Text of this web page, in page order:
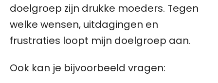
doelgroep zijn drukke moeders. Tegen
welke wensen, uitdagingen en
frustraties loopt mijn doelgroep aan.
Ook kan je bijvoorbeeld vragen: